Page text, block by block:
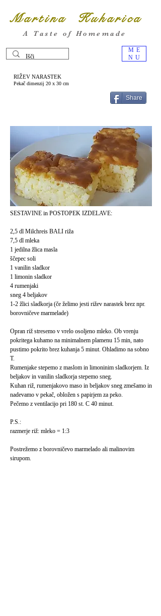
ME
NU
Martina Kuharica
A Taste of Homemade
RIŽEV NARASTEK
Pekač dimenzij 20 x 30 cm
Share
SESTAVINE in POSTOPEK IZDELAVE:
2,5 dl Milchreis BALI riža
7,5 dl mleka
1 jedilna žlica masla
ščepec soli
1 vanilin sladkor
1 limonin sladkor
4 rumenjaki
sneg 4 beljakov
1-2 žlici sladkorja (če želimo jesti rižev narastek brez npr.
borovničeve marmelade)
Opran riž stresemo v vrelo osoljeno mleko. Ob vrenju
pokritega kuhamo na minimalnem plamenu 15 min, nato
pustimo pokrito brez kuhanja 5 minut. Ohladimo na sobno
T.
Rumenjake stepemo z maslom in limoninim sladkorjem. Iz
beljakov in vanilin sladkorja stepemo sneg.
Kuhan riž, rumenjakovo maso in beljakov sneg zmešamo in
nadevamo v pekač, obložen s papirjem za peko.
Pečemo z ventilacijo pri 180 st. C 40 minut.
P.S.:
razmerje riž: mleko = 1:3
Postrežemo z borovničevo marmelado ali malinovim
sirupom.